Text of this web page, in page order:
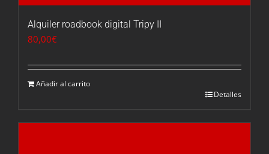
Alquiler roadbook digital Tripy II
80,00€
Añadir al carrito
Detalles